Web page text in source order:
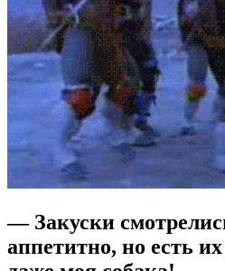
— Закуски
аппетитно, но есть